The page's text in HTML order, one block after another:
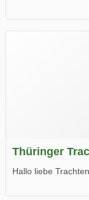
Wir wünschen
Thüringer
Hallo liebe